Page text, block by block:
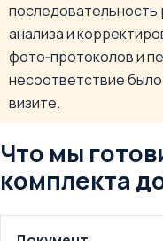
последовательность
анализа и
фото‑протоколов и
несоответствие
визите.
Что мы
комплекта